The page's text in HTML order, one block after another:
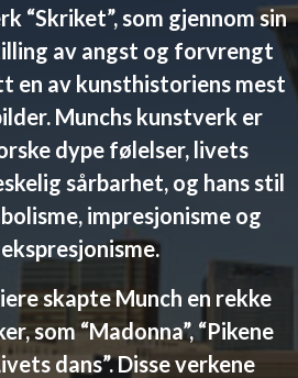
“Skriket”, som gjennom sin
av angst og forvrengt
en av kunsthistoriens mest
Munchs kunstverk er
dype følelser, livets
sårbarhet, og hans stil
impresjonisme og
skapte Munch en rekke
som “Madonna”, “Pikene
dans”. Disse verkene